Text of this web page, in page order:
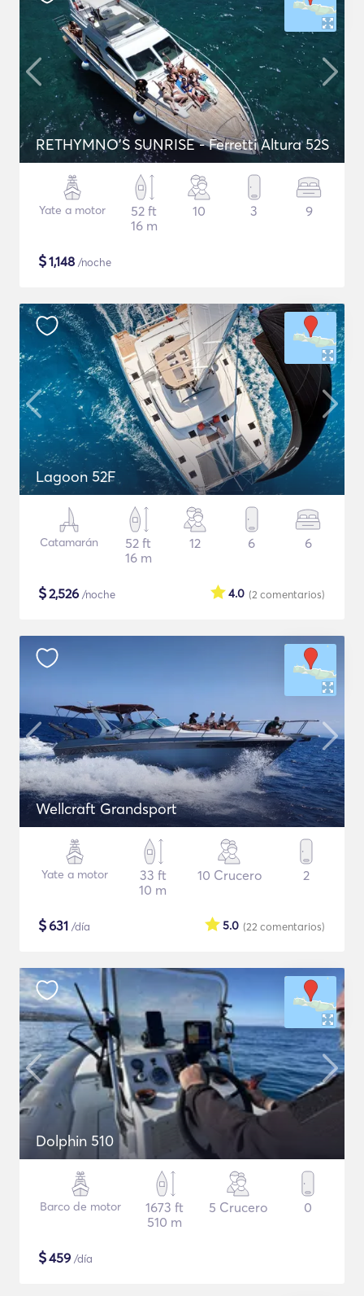
RETHYMNO'S SUNRISE - Ferretti Altura 52S
Yate a motor
52 ft
16 m
10 3 9
$1,148 /noche
Lagoon 52F
Catamarán
52 ft
16 m
12 6 6
$2,526 /noche (2 comentarios)
4.0
Wellcraft Grandsport
Yate a motor
33 ft
10 m
10 Crucero 2
$631 /día (22 comentarios)
5.0
Dolphin 510
Barco de motor
1673 ft
510 m
5 Crucero 0
$459 /día